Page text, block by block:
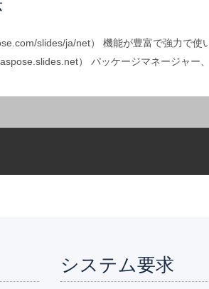
slides/ja/net） 機能が豊富で強力で使
） パッケージマネージャー
システム要求